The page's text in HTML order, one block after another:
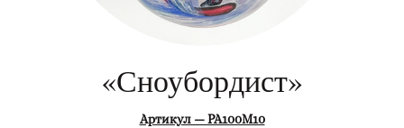
«Сноубордист»
Артикул — РА100М10